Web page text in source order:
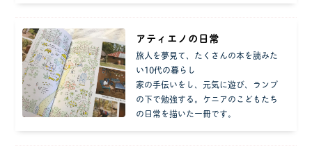
アティエノの日常
旅人を夢見て、たくさんの本を読みた
い10代の暮らし
家の手伝いをし、元気に遊び、ランプ
の下で勉強する。ケニアのこどもたち
の日常を描いた一冊です。